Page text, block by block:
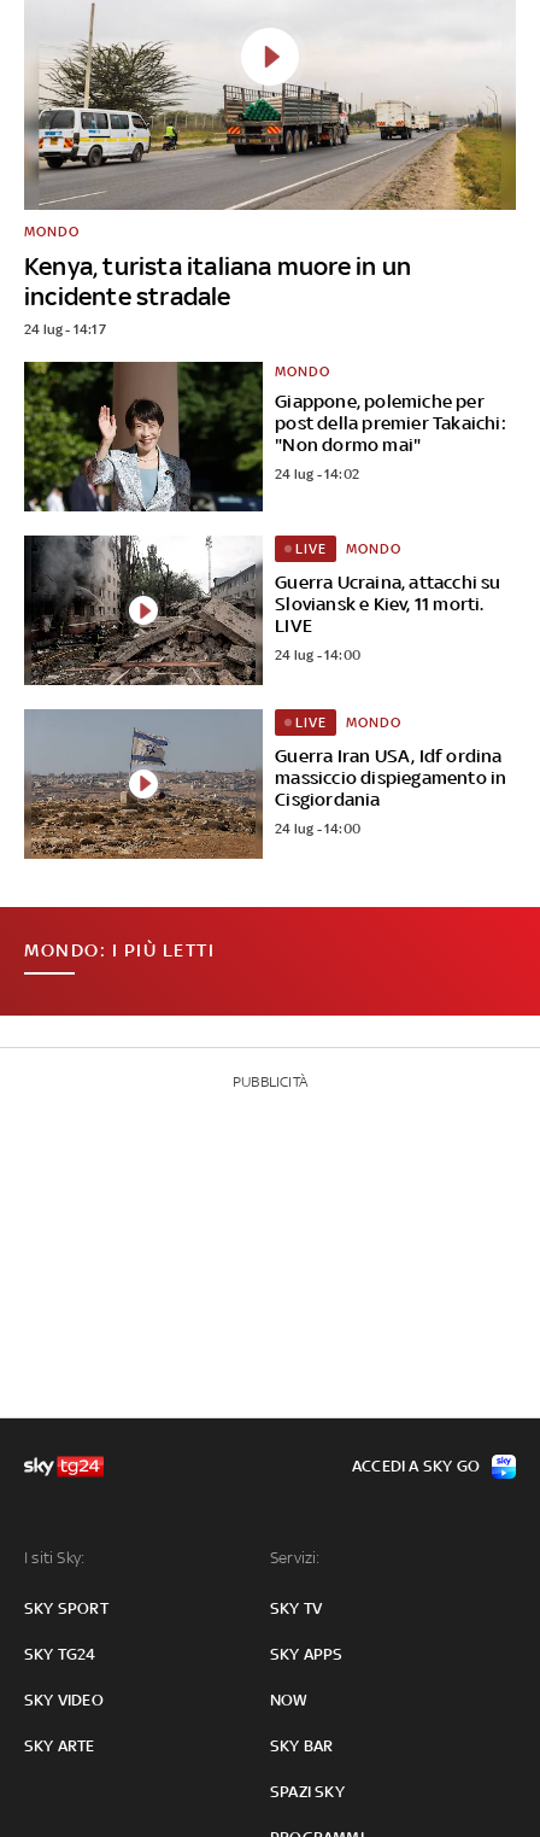
Kenya, turista italiana muore in un
incidente stradale
MONDO
24 lug - 14:17
Giappone, polemiche per
post della premier Takaichi:
"Non dormo mai"
MONDO
24 lug - 14:02
Guerra Ucraina, attacchi su
Sloviansk e Kiev, 11 morti.
LIVE
LIVE MONDO
24 lug - 14:00
Guerra Iran USA, Idf ordina
massiccio dispiegamento in
Cisgiordania
LIVE MONDO
24 lug - 14:00
MONDO: I PIÙ LETTI
PUBBLICITÀ
I siti Sky:
SKY SPORT
SKY TG24
SKY VIDEO
SKY ARTE
Servizi:
SKY TV
SKY APPS
NOW
SKY BAR
SPAZI SKY
ACCEDI A SKY GO